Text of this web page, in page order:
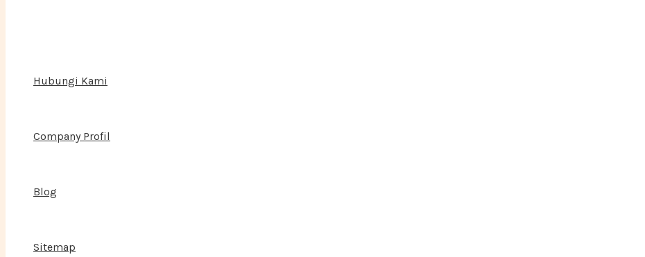
Hubungi Kami
Company Profil
Blog
Sitemap